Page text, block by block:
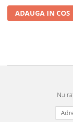
ADAUGA IN COS
Nu